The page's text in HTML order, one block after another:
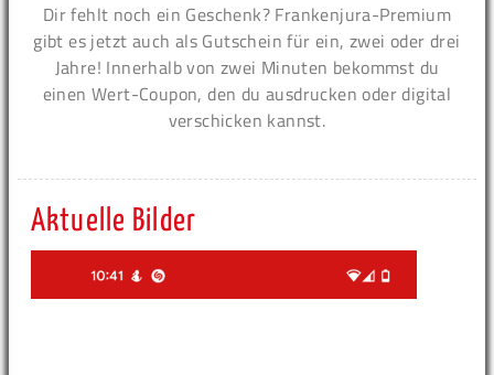
Dir fehlt noch ein Geschenk? Frankenjura-Premium
gibt es jetzt auch als Gutschein für ein, zwei oder drei
Jahre! Innerhalb von zwei Minuten bekommst du
einen Wert-Coupon, den du ausdrucken oder digital
verschicken kannst.
Aktuelle Bilder